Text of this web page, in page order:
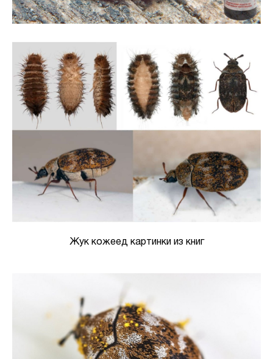
Жук кожеед картинки из книг